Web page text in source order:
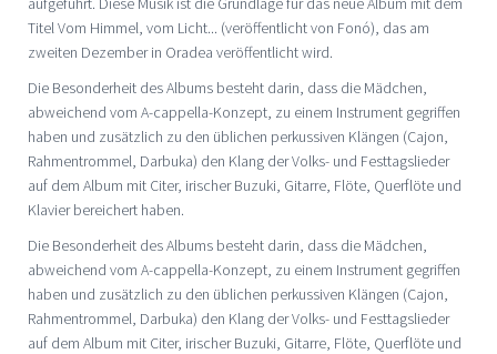
Titel Vom Himmel, vom Licht... (veröffentlicht von Fonó), das am
zweiten Dezember in Oradea veröffentlicht wird.
Die Besonderheit des Albums besteht darin, dass die Mädchen,
abweichend vom A-cappella-Konzept, zu einem Instrument gegriffen
haben und zusätzlich zu den üblichen perkussiven Klängen (Cajon,
Rahmentrommel, Darbuka) den Klang der Volks- und Festtagslieder
auf dem Album mit Citer, irischer Buzuki, Gitarre, Flöte, Querflöte und
Klavier bereichert haben.
Die Besonderheit des Albums besteht darin, dass die Mädchen,
abweichend vom A-cappella-Konzept, zu einem Instrument gegriffen
haben und zusätzlich zu den üblichen perkussiven Klängen (Cajon,
Rahmentrommel, Darbuka) den Klang der Volks- und Festtagslieder
auf dem Album mit Citer, irischer Buzuki, Gitarre, Flöte, Querflöte und